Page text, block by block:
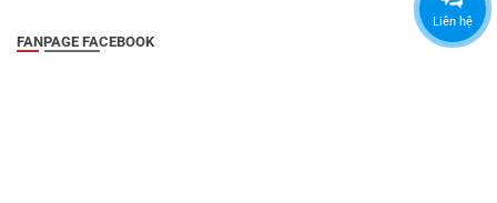
FANPAGE FACEBOOK
Liên hệ